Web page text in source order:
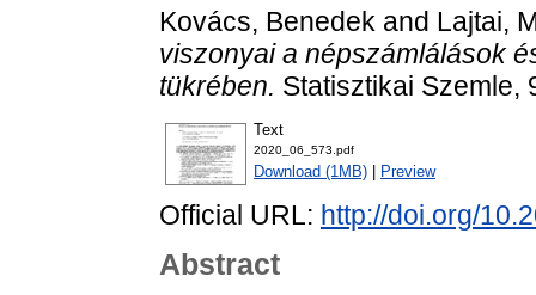
Kovács, Benedek and Lajtai,
viszonyai a népszámlálások
tükrében. Statisztikai Szemle,
Text
2020_06_573.pdf
Download (1MB) Preview
Official URL: http://doi.org/
Abstract